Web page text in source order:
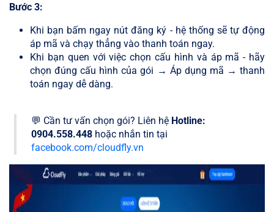
Bước 3:
Khi bạn bấm ngay nút đăng ký - hệ thống sẽ tự động
áp mã và chạy thẳng vào thanh toán ngay.
Khi bạn quen với việc chọn cấu hình và áp mã - hãy
chọn đúng cấu hình của gói → Áp dụng mã → thanh
toán ngay dễ dàng.
💬 Cần tư vấn chọn gói? Liên hệ Hotline:
0904.558.448 hoặc nhắn tin tại
facebook.com/cloudfly.vn